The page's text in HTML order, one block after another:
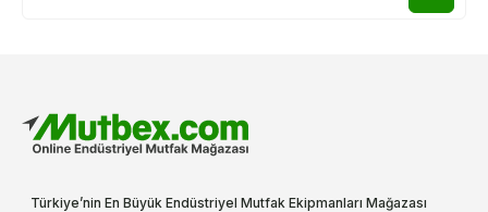
Türkiye’nin En Büyük Endüstriyel Mutfak Ekipmanları Mağazası